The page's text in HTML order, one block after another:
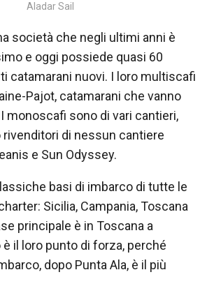
Aladar Sail
società che negli ultimi anni è
e oggi possiede quasi 60
catamarani nuovi. I loro multiscafi
Pajot, catamarani che vanno
monoscafi sono di vari cantieri,
di nessun cantiere
e Sun Odyssey.
basi di imbarco di tutte le
Sicilia, Campania, Toscana
principale è in Toscana a
il loro punto di forza, perché
dopo Punta Ala, è il più